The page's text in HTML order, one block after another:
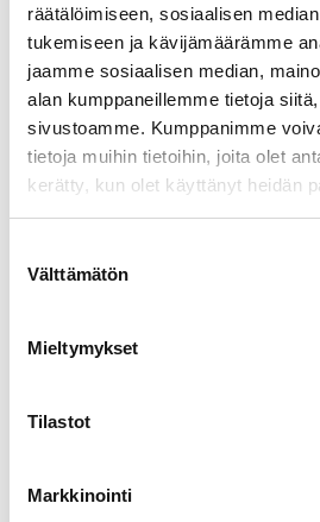
räätälöimiseen, sosiaalisen
tukemiseen ja kävijämäärämme
jaamme sosiaalisen median,
alan kumppaneillemme tietoja
sivustoamme. Kumppanimme
tietoja muihin tietoihin, joita olet
kerätty, kun olet käyttänyt heidän
valinta
Välttämätön
Mieltymykset
Tilastot
Markkinointi
Uusi vuosi tuo aina mukanaan uusia
uusasiakashankinnan
tehdä eroa kilpailijoihin. Vuoden
ihmiset tekevät uuden vuoden
elämäänsä ja ovat valmiita
palveluita. Nyt on siis täydellinen
yrityksesi on niiden toimijoiden
Tampere